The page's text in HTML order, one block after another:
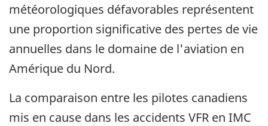
météorologiques défavorables représentent
une proportion significative des pertes de vie
annuelles dans le domaine de l'aviation en
Amérique du Nord.
La comparaison entre les pilotes canadiens
mis en cause dans les accidents VFR en IMC